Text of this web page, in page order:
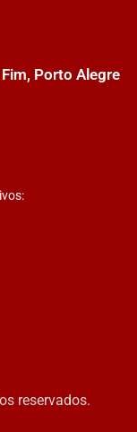
Porto Alegre
reservados.